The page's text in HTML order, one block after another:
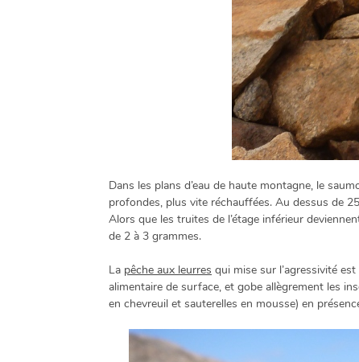
Dans les plans d’eau de haute montagne, le
profondes, plus vite réchauffées. Au dessus de
Alors que les truites de l’étage inférieur
de 2 à 3 grammes.
La pêche aux leurres qui mise sur l’agressivité
alimentaire de surface, et gobe allègrement les
en chevreuil et sauterelles en mousse) en